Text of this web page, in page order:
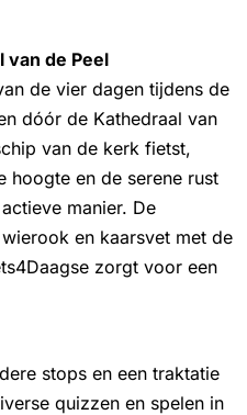
van de Peel
de vier dagen tijdens de
dóór de Kathedraal van
van de kerk fietst,
hoogte en de serene rust
manier. De
en kaarsvet met de
zorgt voor een
stops en een traktatie
quizzen en spelen in